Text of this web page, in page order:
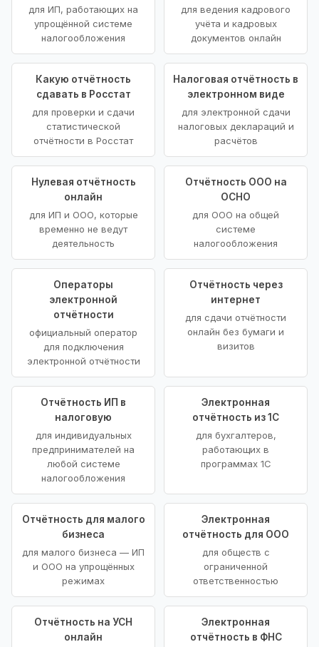
для ИП, работающих на
упрощённой системе
налогообложения
для ведения кадрового
учёта и кадровых
документов онлайн
Какую отчётность
сдавать в Росстат
для проверки и сдачи
статистической
отчётности в Росстат
Налоговая отчётность в
электронном виде
для электронной сдачи
налоговых деклараций и
расчётов
Нулевая отчётность
онлайн
для ИП и ООО, которые
временно не ведут
деятельность
Отчётность ООО на
ОСНО
для ООО на общей
системе
налогообложения
Операторы
электронной
отчётности
официальный оператор
для подключения
электронной отчётности
Отчётность через
интернет
для сдачи отчётности
онлайн без бумаги и
визитов
Отчётность ИП в
налоговую
для индивидуальных
предпринимателей на
любой системе
налогообложения
Электронная
отчётность из 1С
для бухгалтеров,
работающих в
программах 1С
Отчётность для малого
бизнеса
для малого бизнеса — ИП
и ООО на упрощённых
режимах
Электронная
отчётность для ООО
для обществ с
ограниченной
ответственностью
Отчётность на УСН
онлайн
Электронная
отчётность в ФНС